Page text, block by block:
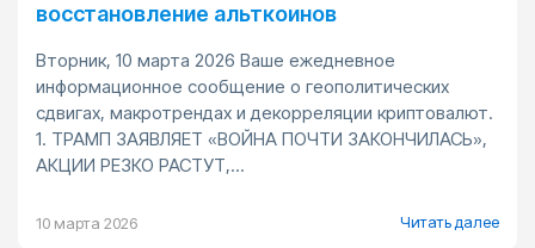
восстановление альткоинов
Вторник, 10 марта 2026 Ваше ежедневное
информационное сообщение о геополитических
сдвигах, макротрендах и декорреляции криптовалют.
1. ТРАМП ЗАЯВЛЯЕТ «ВОЙНА ПОЧТИ ЗАКОНЧИЛАСЬ»,
АКЦИИ РЕЗКО РАСТУТ,...
10 марта 2026 Читать далее